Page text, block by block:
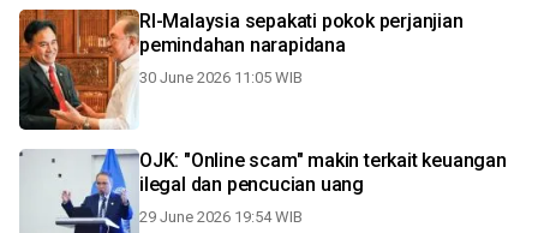
RI-Malaysia sepakati pokok perjanjian
pemindahan narapidana
30 June 2026 11:05 WIB
OJK: "Online scam" makin terkait keuangan
ilegal dan pencucian uang
29 June 2026 19:54 WIB